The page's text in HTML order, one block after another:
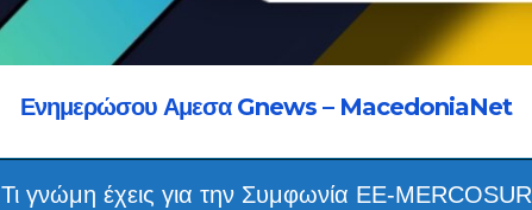
Ενημερώσου Αμεσα Gnews – MacedoniaNet
Τι γνώμη έχεις για την Συμφωνία ΕΕ-MERCOSUR